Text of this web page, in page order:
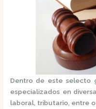
Dentro de este selecto
especializados en
laboral, tributario, entre